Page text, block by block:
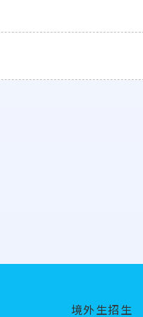
境外生招生